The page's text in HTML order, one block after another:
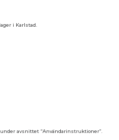
i Karlstad.
avsnittet “Användarinstruktioner”.